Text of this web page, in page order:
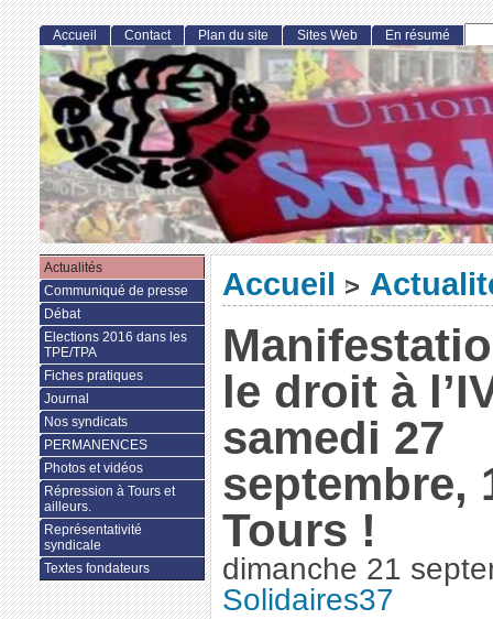
Accueil >
le droit à
samedi 27
septembre,
Tours !
dimanche 21
Solidaires37
Accueil Contact Plan du site Sites Web En résumé
Actualités
Communiqué de presse
Débat
Elections 2016 dans les
TPE/TPA
Fiches pratiques
Journal
Nos syndicats
PERMANENCES
Photos et vidéos
Répression à Tours et
ailleurs.
Représentativité
syndicale
Textes fondateurs